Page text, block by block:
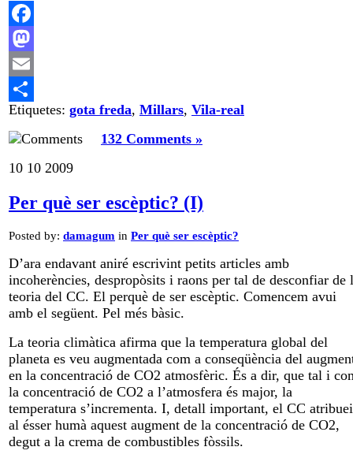
Facebook
Mastodon
Email
Comparteix
Etiquetes: gota freda, Millars, Vila-real
132 Comments »
10 10 2009
Per què ser escèptic? (I)
Posted by: damagum in Per què ser escèptic?
D’ara endavant aniré escrivint petits articles amb
incoherències, despropòsits i raons per tal de desconfiar de
teoria del CC. El perquè de ser escèptic. Comencem avui
amb el següent. Pel més bàsic.
La teoria climàtica afirma que la temperatura global del
planeta es veu augmentada com a conseqüència del
en la concentració de CO2 atmosfèric. És a dir, que tal i
la concentració de CO2 a l’atmosfera és major, la
temperatura s’incrementa. I, detall important, el CC
al ésser humà aquest augment de la concentració de CO2,
degut a la crema de combustibles fòssils.